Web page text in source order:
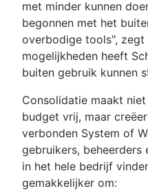
met minder kunnen
begonnen met het
overbodige tools", zegt
mogelijkheden heeft
buiten gebruik kunnen
Consolidatie maakt
budget vrij, maar
verbonden System of
gebruikers, beheerders
in het hele bedrijf
gemakkelijker om: